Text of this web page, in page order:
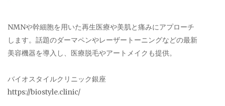
NMNや幹細胞を用いた再生医療や美肌と痛みにアプローチ
します。話題のダーマペンやレーザートーニングなどの最新
美容機器を導入し、医療脱毛やアートメイクも提供。
バイオスタイルクリニック銀座
https://biostyle.clinic/